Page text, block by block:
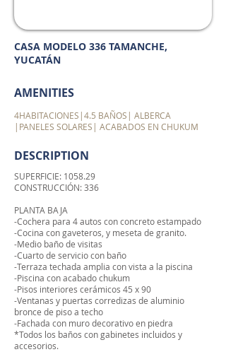
CASA MODELO 336 TAMANCHE,
YUCATÁN
AMENITIES
4HABITACIONES|4.5 BAÑOS| ALBERCA
|PANELES SOLARES| ACABADOS EN CHUKUM
DESCRIPTION
SUPERFICIE: 1058.29
CONSTRUCCIÓN: 336
PLANTA BAJA
-Cochera para 4 autos con concreto estampado
-Cocina con gaveteros, y meseta de granito.
-Medio baño de visitas
-Cuarto de servicio con baño
-Terraza techada amplia con vista a la piscina
-Piscina con acabado chukum
-Pisos interiores cerámicos 45 x 90
-Ventanas y puertas corredizas de aluminio
bronce de piso a techo
-Fachada con muro decorativo en piedra
*Todos los baños con gabinetes incluidos y
accesorios.